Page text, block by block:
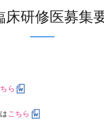
床研修医募集
ら
こちら